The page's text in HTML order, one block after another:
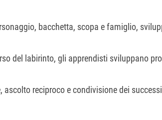
bacchetta, scopa e famiglio,
del labirinto, gli apprendisti sviluppano
reciproco e condivisione dei